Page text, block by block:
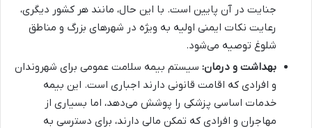
جنایت در آن پایین است. با این حال، مانند هر کشور دیگری،
رعایت نکات ایمنی اولیه به ویژه در شهرهای بزرگ و مناطق
شلوغ توصیه می‌شود.
بهداشت و درمان: سیستم بیمه سلامت عمومی برای شهروندان
و افرادی که اقامت قانونی دارند اجباری است. این بیمه
خدمات اساسی پزشکی را پوشش می‌دهد، اما بسیاری از
مهاجران و افرادی که تمکن مالی دارند، برای دسترسی به